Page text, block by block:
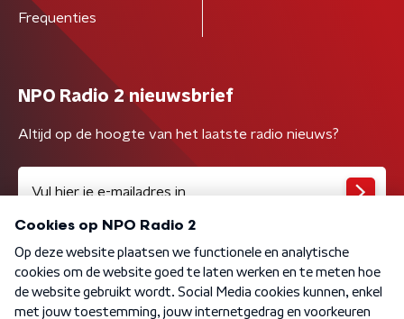
Frequenties
NPO Radio 2 nieuwsbrief
Altijd op de hoogte van het laatste radio nieuws?
Algemene voorwaarden